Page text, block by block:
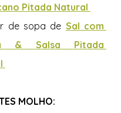
Pitada Natural
de sopa de Sal com
& Salsa Pitada
MOLHO: